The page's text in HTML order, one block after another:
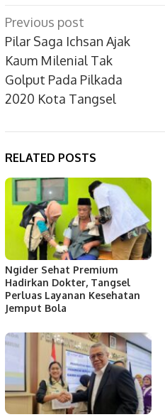
Post
navigation
Previous post
Pilar Saga Ichsan Ajak
Kaum Milenial Tak
Golput Pada Pilkada
2020 Kota Tangsel
RELATED POSTS
Ngider Sehat Premium
Hadirkan Dokter, Tangsel
Perluas Layanan Kesehatan
Jemput Bola